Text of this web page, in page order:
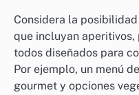
Considera la
que incluyan
todos diseñados para
Por ejemplo, un menú
gourmet y opciones